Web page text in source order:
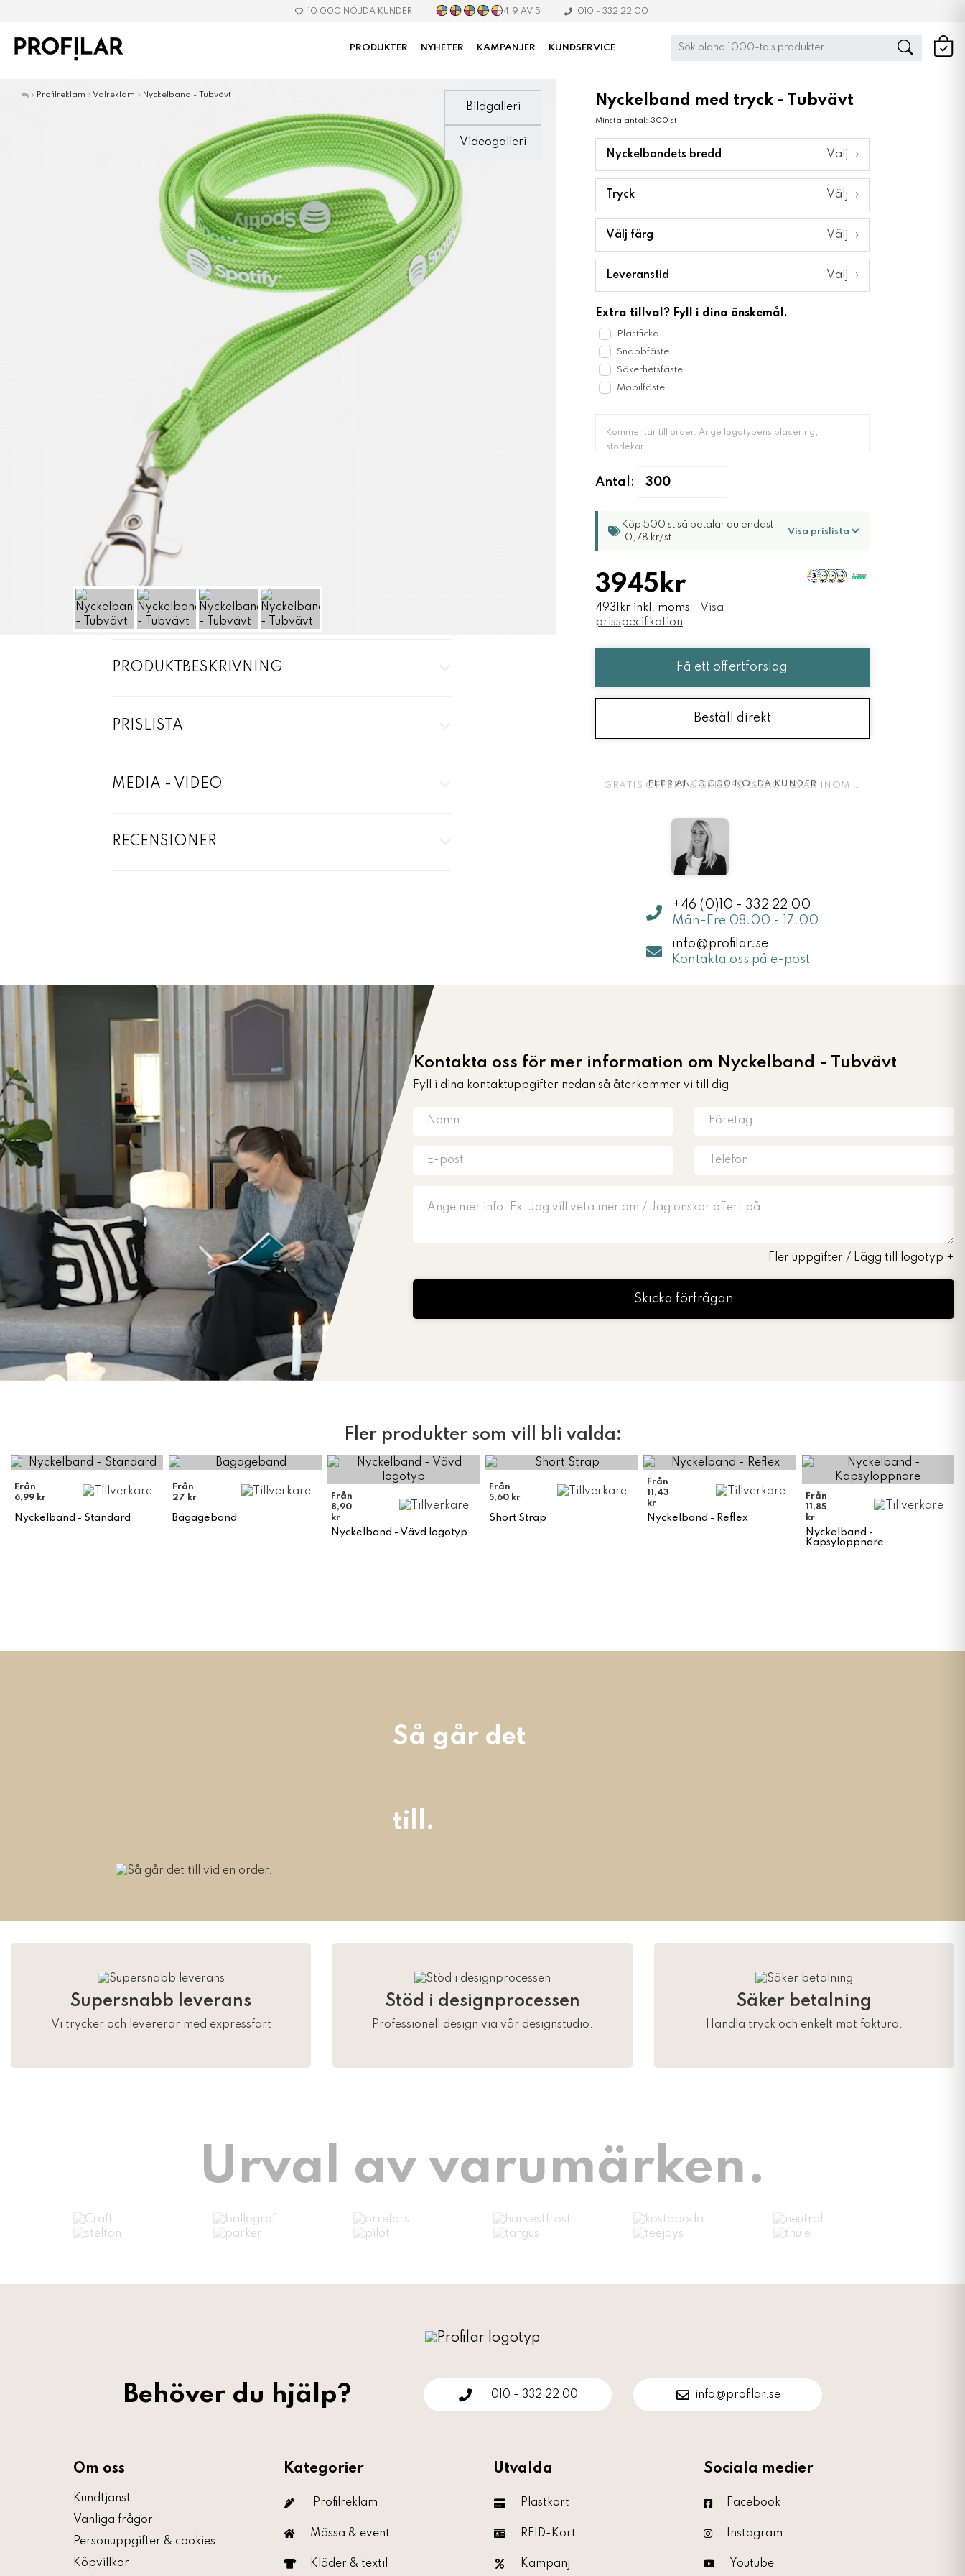
10 000 NÖJDA KUNDER 4.9 AV 5 010 - 332 22 00
PRODUKTER NYHETER KAMPANJER KUNDSERVICE
» Profilreklam » Valreklam » Nyckelband - Tubvävt
Bildgalleri
Videogalleri
PRODUKTBESKRIVNING
PRISLISTA
MEDIA - VIDEO
RECENSIONER
Nyckelband med tryck - Tubvävt
Minsta antal: 300 st
Nyckelbandets bredd Välj ›
Tryck Välj ›
Välj färg Välj ›
Leveranstid Välj ›
Extra tillval? Fyll i dina önskemål.
Plastficka
Snabbfäste
Säkerhetsfäste
Mobilfäste
Antal:
Köp 500 st så betalar du endast
10,78 kr/st.
Visa prislista
3945kr
4931kr inkl. moms
Visa
prisspecifikation
Få ett offertförslag
Beställ direkt
FLER ÄN 10 000 NÖJDA KUNDER
+46 (0)10 - 332 22 00
Mån-Fre 08.00 - 17.00
info@profilar.se
Kontakta oss på e-post
Kontakta oss för mer information om Nyckelband - Tubvävt
Fyll i dina kontaktuppgifter nedan så återkommer vi till dig
Fler uppgifter / Lägg till logotyp +
Skicka förfrågan
Fler produkter som vill bli valda:
Från
6,99 kr
Nyckelband - Standard
Från
27 kr
Bagageband
Från
8,90
kr
Nyckelband - Vävd logotyp
Från
5,60 kr
Short Strap
Från
11,43
kr
Nyckelband - Reflex
Från
11,85
kr
Nyckelband -
Kapsylöppnare
Så går det
till.
Supersnabb leverans
Vi trycker och levererar med expressfart
Stöd i designprocessen
Professionell design via vår designstudio.
Säker betalning
Handla tryck och enkelt mot faktura.
Urval av varumärken.
Behöver du hjälp? 010 - 332 22 00 info@profilar.se
Om oss
Kundtjänst
Vanliga frågor
Personuppgifter & cookies
Köpvillkor
Kategorier
Profilreklam
Mässa & event
Kläder & textil
Utvalda
Plastkort
RFID-Kort
Kampanj
Sociala medier
Facebook
Instagram
Youtube